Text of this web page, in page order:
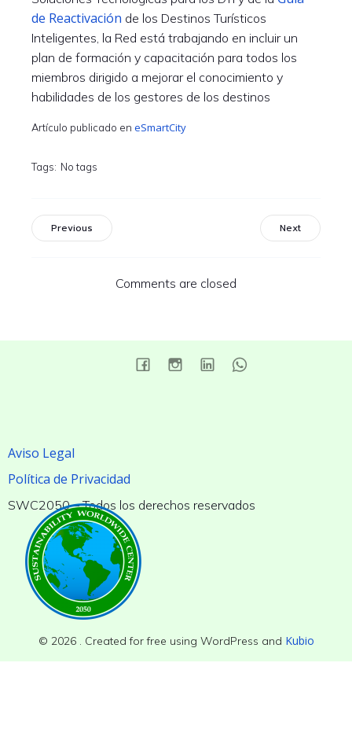
de Reactivación de los Destinos Turísticos
Inteligentes, la Red está trabajando en incluir un
plan de formación y capacitación para todos los
miembros dirigido a mejorar el conocimiento y
habilidades de los gestores de los destinos
Artículo publicado en eSmartCity
Tags: No tags
Previous Next
Comments are closed
Aviso Legal
Política de Privacidad
SWC2050 – Todos los derechos reservados
© 2026 . Created for free using WordPress and Kubio